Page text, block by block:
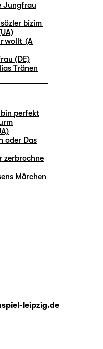
Jungfrau
sözler bizim
wollt (A
(DE)
Tränen
perfekt
oder Das
zerbrochne
Märchen
leipzig.de